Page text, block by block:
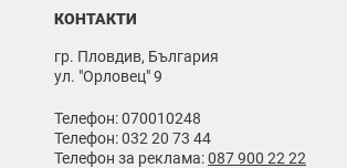
КОНТАКТИ
гр. Пловдив, България
ул. "Орловец" 9
Телефон: 070010248
Телефон: 032 20 73 44
Телефон за реклама:087 900 22 22